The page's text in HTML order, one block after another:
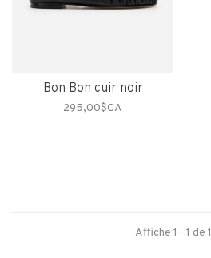
Bon Bon cuir noir
295,00$CA
Affiche 1 - 1 de 1